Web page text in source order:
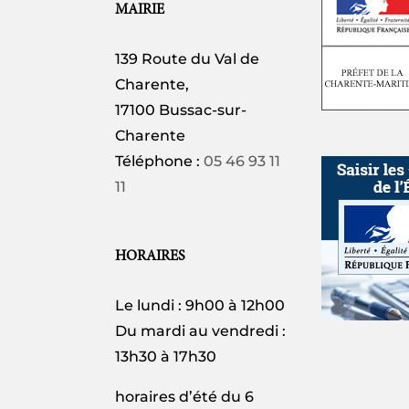
MAIRIE
139 Route du Val de
Charente,
17100 Bussac-sur-
Charente
Téléphone : 05 46 93 11
11
HORAIRES
Le lundi : 9h00 à 12h00
Du mardi au vendredi :
13h30 à 17h30
horaires d’été du 6